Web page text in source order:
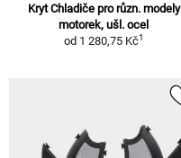
Kryt Chladiče pro různ. modely
motorek, ušl. ocel
od 1 280,75 Kč1